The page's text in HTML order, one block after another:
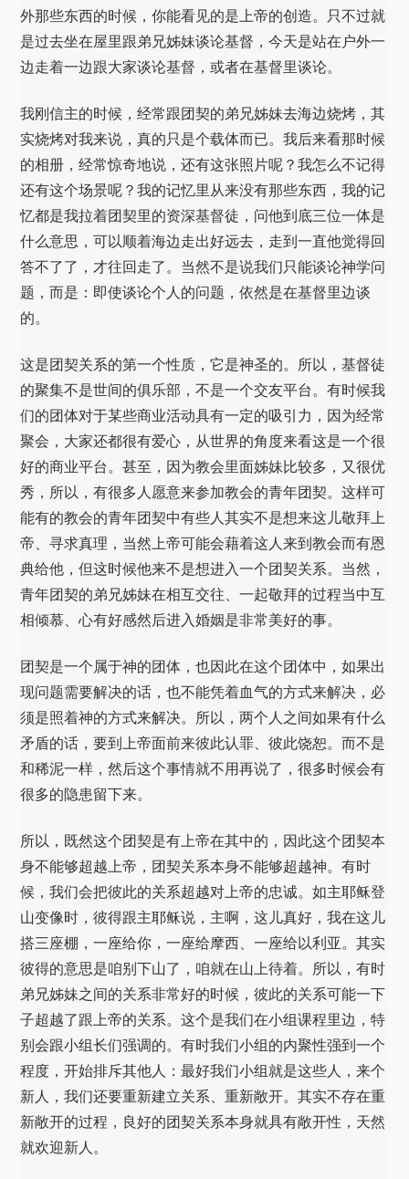
外那些东西的时候，你能看见的是上帝的创造。只不过就
是过去坐在屋里跟弟兄姊妹谈论基督，今天是站在户外一
边走着一边跟大家谈论基督，或者在基督里谈论。
我刚信主的时候，经常跟团契的弟兄姊妹去海边烧烤，其
实烧烤对我来说，真的只是个载体而已。我后来看那时候
的相册，经常惊奇地说，还有这张照片呢？我怎么不记得
还有这个场景呢？我的记忆里从来没有那些东西，我的记
忆都是我拉着团契里的资深基督徒，问他到底三位一体是
什么意思，可以顺着海边走出好远去，走到一直他觉得回
答不了了，才往回走了。当然不是说我们只能谈论神学问
题，而是：即使谈论个人的问题，依然是在基督里边谈
的。
这是团契关系的第一个性质，它是神圣的。所以，基督徒
的聚集不是世间的俱乐部，不是一个交友平台。有时候我
们的团体对于某些商业活动具有一定的吸引力，因为经常
聚会，大家还都很有爱心，从世界的角度来看这是一个很
好的商业平台。甚至，因为教会里面姊妹比较多，又很优
秀，所以，有很多人愿意来参加教会的青年团契。这样可
能有的教会的青年团契中有些人其实不是想来这儿敬拜上
帝、寻求真理，当然上帝可能会藉着这人来到教会而有恩
典给他，但这时候他来不是想进入一个团契关系。当然，
青年团契的弟兄姊妹在相互交往、一起敬拜的过程当中互
相倾慕、心有好感然后进入婚姻是非常美好的事。
团契是一个属于神的团体，也因此在这个团体中，如果出
现问题需要解决的话，也不能凭着血气的方式来解决，必
须是照着神的方式来解决。所以，两个人之间如果有什么
矛盾的话，要到上帝面前来彼此认罪、彼此饶恕。而不是
和稀泥一样，然后这个事情就不用再说了，很多时候会有
很多的隐患留下来。
所以，既然这个团契是有上帝在其中的，因此这个团契本
身不能够超越上帝，团契关系本身不能够超越神。有时
候，我们会把彼此的关系超越对上帝的忠诚。如主耶稣登
山变像时，彼得跟主耶稣说，主啊，这儿真好，我在这儿
搭三座棚，一座给你，一座给摩西、一座给以利亚。其实
彼得的意思是咱别下山了，咱就在山上待着。所以，有时
弟兄姊妹之间的关系非常好的时候，彼此的关系可能一下
子超越了跟上帝的关系。这个是我们在小组课程里边，特
别会跟小组长们强调的。有时我们小组的内聚性强到一个
程度，开始排斥其他人：最好我们小组就是这些人，来个
新人，我们还要重新建立关系、重新敞开。其实不存在重
新敞开的过程，良好的团契关系本身就具有敞开性，天然
就欢迎新人。